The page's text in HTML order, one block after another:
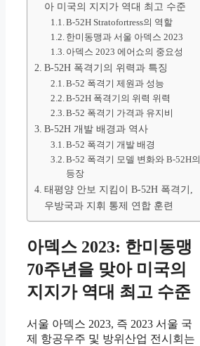
아 미국의 지지가 역대 최고 수준
B-52H Stratofortress의 역할
한미동맹과 서울 아덱스 2023
아덱스 2023 에어쇼의 중요성
B-52H 폭격기의 위력과 특징
B-52 폭격기 제원과 성능
B-52H 폭격기의 위력 위력
B-52 폭격기 가격과 유지비
B-52H 개발 배경과 역사
B-52 폭격기 개발 배경
B-52 폭격기 모델 변화와 B-52H의
등장
태평양 안보 지킴이 B-52H 폭격기,
우방국과 지휘 통제 연합 훈련
아덱스 2023: 한미동맹
70주년을 맞아 미국의
지지가 역대 최고 수준
서울 아덱스 2023, 즉 2023 서울 국
제 항공우주 및 방위산업 전시회는